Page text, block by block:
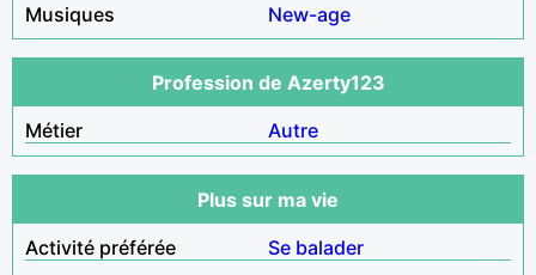
Musiques
New-age
Profession de Azerty123
Métier
Autre
Plus sur ma vie
Activité préférée
Se balader